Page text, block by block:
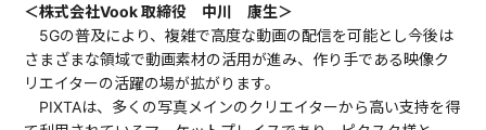
＜株式会社Vook 取締役 中川 康生＞
5Gの普及により、複雑で高度な動画の配信を可能とし今後は
さまざまな領域で動画素材の活用が進み、作り手である映像ク
リエイターの活躍の場が拡がります。
PIXTAは、多くの写真メインのクリエイターから高い支持を得